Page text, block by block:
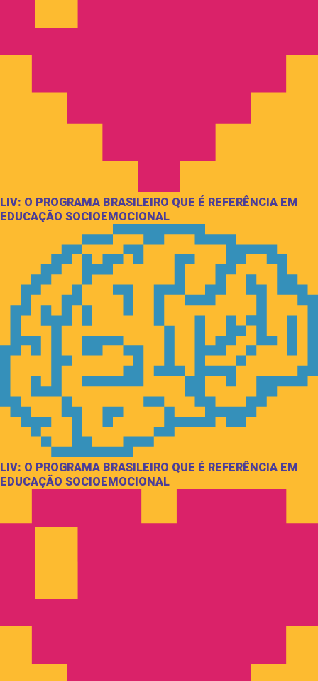
LIV: O PROGRAMA BRASILEIRO QUE É REFERÊNCIA EM
EDUCAÇÃO SOCIOEMOCIONAL
LIV: O PROGRAMA BRASILEIRO QUE É REFERÊNCIA EM
EDUCAÇÃO SOCIOEMOCIONAL